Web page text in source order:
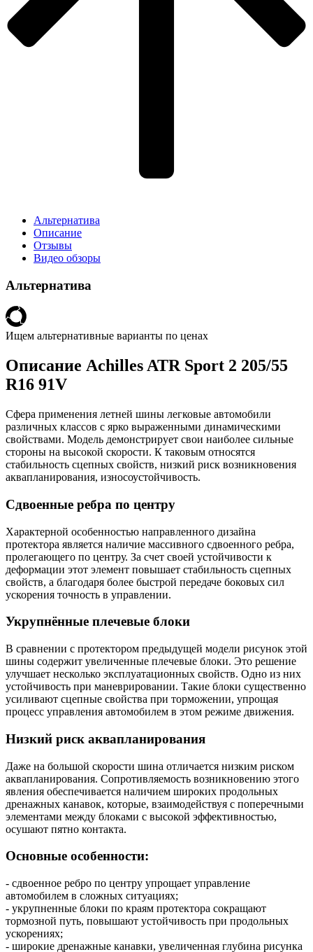
Альтернатива
Описание
Отзывы
Видео обзоры
Альтернатива
Ищем альтернативные варианты по ценах
Описание Achilles ATR Sport 2 205/55
R16 91V
Сфера применения летней шины легковые автомобили
различных классов с ярко выраженными динамическими
свойствами. Модель демонстрирует свои наиболее сильные
стороны на высокой скорости. К таковым относятся
стабильность сцепных свойств, низкий риск возникновения
аквапланирования, износоустойчивость.
Сдвоенные ребра по центру
Характерной особенностью направленного дизайна
протектора является наличие массивного сдвоенного ребра,
пролегающего по центру. За счет своей устойчивости к
деформации этот элемент повышает стабильность сцепных
свойств, а благодаря более быстрой передаче боковых сил
ускорения точность в управлении.
Укрупнённые плечевые блоки
В сравнении с протектором предыдущей модели рисунок этой
шины содержит увеличенные плечевые блоки. Это решение
улучшает несколько эксплуатационных свойств. Одно из них
устойчивость при маневрировании. Такие блоки существенно
усиливают сцепные свойства при торможении, упрощая
процесс управления автомобилем в этом режиме движения.
Низкий риск аквапланирования
Даже на большой скорости шина отличается низким риском
аквапланирования. Сопротивляемость возникновению этого
явления обеспечивается наличием широких продольных
дренажных канавок, которые, взаимодействуя с поперечными
элементами между блоками с высокой эффективностью,
осушают пятно контакта.
Основные особенности:
- сдвоенное ребро по центру упрощает управление
автомобилем в сложных ситуациях;
- укрупненные блоки по краям протектора сокращают
тормозной путь, повышают устойчивость при продольных
ускорениях;
- широкие дренажные канавки, увеличенная глубина рисунка